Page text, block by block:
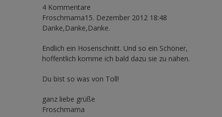
4 Kommentare
Froschmama15. Dezember 2012 18:48
Danke,Danke,Danke.
Endlich ein Hosenschnitt. Und so ein Schöner,
hoffentlich komme ich bald dazu sie zu nähen.
Du bist so was von Toll!
ganz liebe grüße
Froschmama